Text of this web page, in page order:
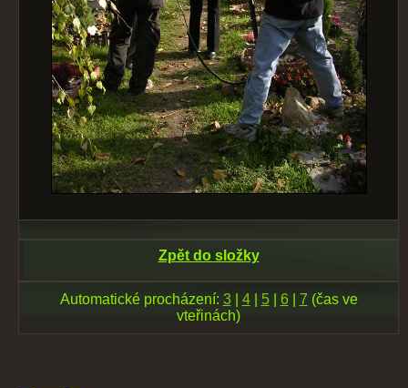
Zpět do složky
Automatické procházení: 3| 4| 5| 6| 7 (čas ve
vteřinách)